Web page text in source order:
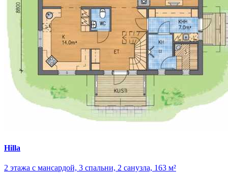
Hilla
2 этажа с мансардой, 3 спальни, 2 санузла, 163 м²